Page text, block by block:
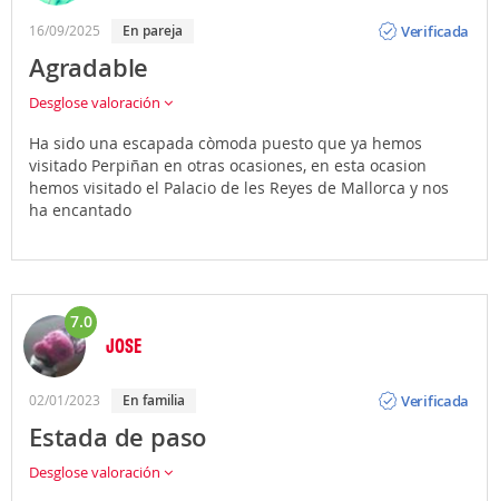
16/09/2025 En pareja
Verificada
Agradable
Desglose valoración
Ha sido una escapada còmoda puesto que ya hemos
visitado Perpiñan en otras ocasiones, en esta ocasion
hemos visitado el Palacio de les Reyes de Mallorca y nos
ha encantado
7.0
JOSE
02/01/2023 En familia
Verificada
Estada de paso
Desglose valoración